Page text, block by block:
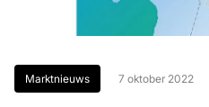
Marktnieuws 7 oktober 2022